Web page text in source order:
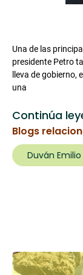
Una de las
presidente Petro
lleva de gobierno,
una
Continúa
Blogs
Duván
Sábado 13 de